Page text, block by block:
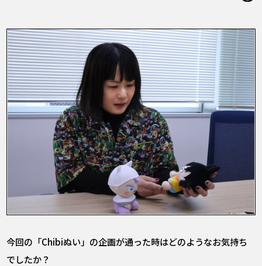
――今回の「Chibiぬい」の企画が通った時はどのようなお気持ち
でしたか？